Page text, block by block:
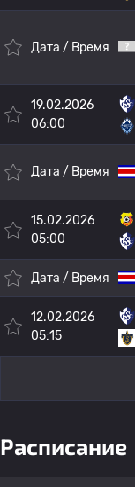
Дата / Время
19.02.2026
06:00
Дата / Время
15.02.2026
05:00
Дата / Время
12.02.2026
05:15
Расписание